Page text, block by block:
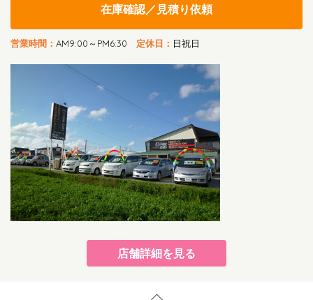
在庫確認／見積り依頼
営業時間： AM9:00～PM6:30 定休日： 日祝日
店舗詳細を見る